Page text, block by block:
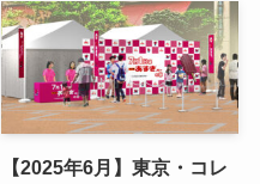
【2025年6月】東京・コレ